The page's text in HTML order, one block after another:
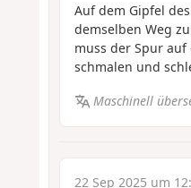
Auf dem Gipfel
demselben Weg
muss der Spur
schmalen und
Maschinell
22 Sep 2025 um